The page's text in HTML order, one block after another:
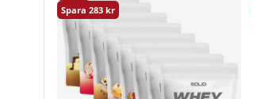
283